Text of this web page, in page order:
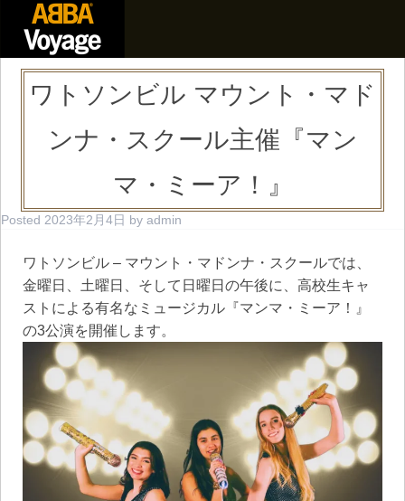
ワトソンビル マウント・マド
ンナ・スクール主催『マン
マ・ミーア！』
Posted 2023年2月4日 by admin
ワトソンビル – マウント・マドンナ・スクールでは、
金曜日、土曜日、そして日曜日の午後に、高校生キャ
ストによる有名なミュージカル『マンマ・ミーア！』
の3公演を開催します。